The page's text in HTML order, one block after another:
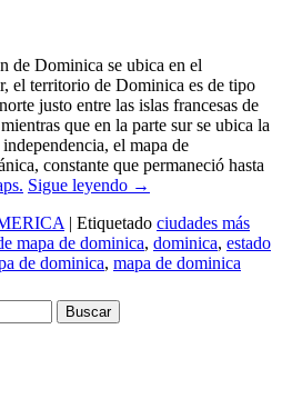
de Dominica se ubica en el
el territorio de Dominica es de tipo
justo entre las islas francesas de
que en la parte sur se ubica la
el mapa de
constante que permaneció hasta
Sigue leyendo →
| Etiquetado ciudades más
mapa de dominica, dominica, estado
de dominica, mapa de dominica